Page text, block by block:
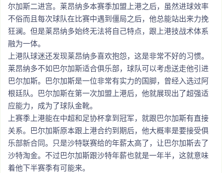
尔加斯二进宫。莱昂纳多本赛季加盟上港之后，虽然进球效率
不俗而且每次球队在比赛中遇到僵局之后，他总能站出来力挽
狂澜。但是莱昂纳多始终无法将自己特点，跟上港技战术体系
融为一体。
上港队球迷还发现莱昂纳多喜欢抱怨，这是非常不好的习惯。
莱昂纳多不如巴尔加斯适合俱乐部，球队可以考虑送走他引进
巴尔加斯。巴尔加斯是一位非常有实力的国脚，曾经入选过阿
根廷队。巴尔加斯在第一次加盟上港后，他就展现出了超强适
应能力，成为了球队金靴。
上赛季上港能在中超和足协杯拿到冠军，就跟巴尔加斯有直接
关系。巴尔加斯原本跟上港合约到期后，他大概率是要接受俱
乐部新合同。只是沙特联赛给的年薪太高了，让巴尔加斯去了
沙特淘金。不过巴尔加斯跟沙特年薪也就是一年半，这就意味
着他下半赛季有可能来。